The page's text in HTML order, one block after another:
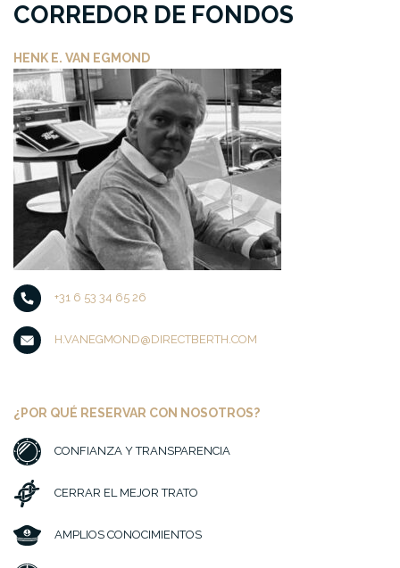
CORREDOR DE FONDOS
HENK E. VAN EGMOND
+31 6 53 34 65 26
H.VANEGMOND@DIRECTBERTH.COM
¿POR QUÉ RESERVAR CON NOSOTROS?
CONFIANZA Y TRANSPARENCIA
CERRAR EL MEJOR TRATO
AMPLIOS CONOCIMIENTOS